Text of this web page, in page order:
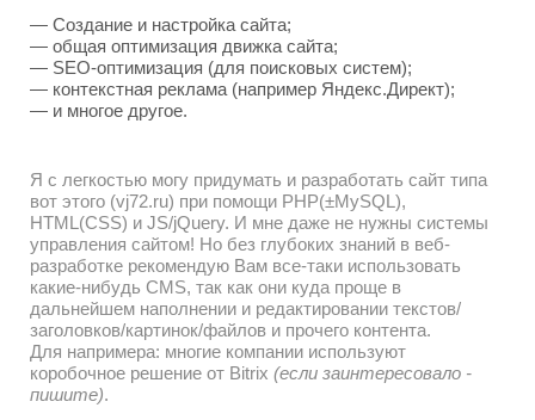
— Создание и настройка сайта;
— общая оптимизация движка сайта;
— SEO-оптимизация (для поисковых систем);
— контекстная реклама (например Яндекс.Директ);
— и многое другое.
Я с легкостью могу придумать и разработать сайт типа
вот этого (vj72.ru) при помощи PHP(±MySQL),
HTML(CSS) и JS/jQuery. И мне даже не нужны системы
управления сайтом! Но без глубоких знаний в веб-
разработке рекомендую Вам все-таки использовать
какие-нибудь CMS, так как они куда проще в
дальнейшем наполнении и редактировании текстов/
заголовков/картинок/файлов и прочего контента.
Для напримера: многие компании используют
коробочное решение от Bitrix (если заинтересовало -
пишите).